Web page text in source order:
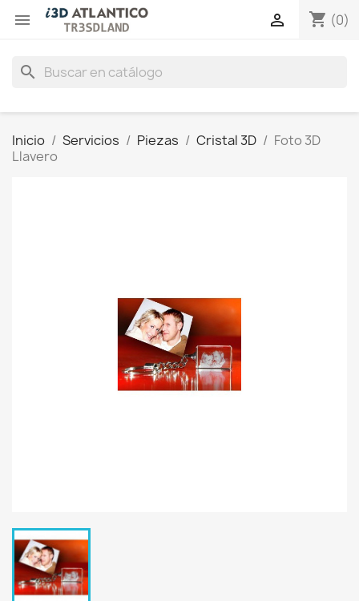
 shopping_cart (0)

search
Inicio Servicios Piezas Cristal 3D
Foto 3D
Llavero